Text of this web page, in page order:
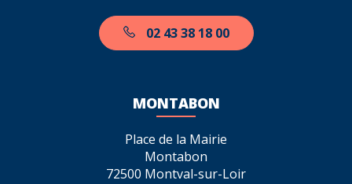
02 43 38 18 00
MONTABON
Place de la Mairie
Montabon
72500 Montval-sur-Loir